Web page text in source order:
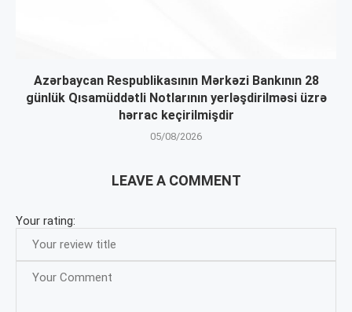
Azərbaycan Respublikasının Mərkəzi Bankının 28
günlük Qısamüddətli Notlarının yerləşdirilməsi üzrə
hərrac keçirilmişdir
05/08/2026
LEAVE A COMMENT
Your rating: